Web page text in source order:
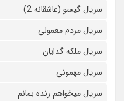
سریال گیسو (عاشقانه 2)
سریال مردم معمولی
سریال ملکه گدایان
سریال مهمونی
سریال میخواهم زنده بمانم